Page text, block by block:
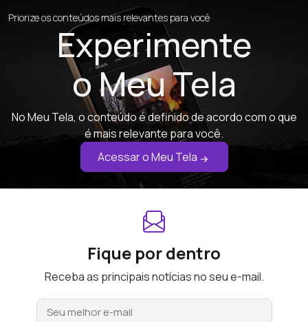
Priorize os conteúdos mais relevantes para você
Experimente
o Meu Tela
No Meu Tela, o conteúdo é definido de acordo com o que
é mais relevante para você.
Acessar o Meu Tela
Fique por dentro
Receba as principais notícias no seu e-mail.